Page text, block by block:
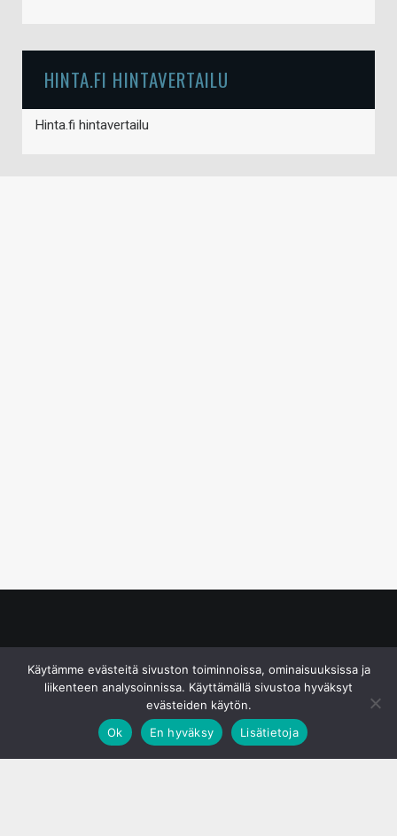
HINTA.FI HINTAVERTAILU
Hinta.fi hintavertailu
Käytämme evästeitä sivuston toiminnoissa, ominaisuuksissa ja
liikenteen analysoinnissa. Käyttämällä sivustoa hyväksyt
evästeiden käytön.
Ok
En hyväksy Lisätietoja